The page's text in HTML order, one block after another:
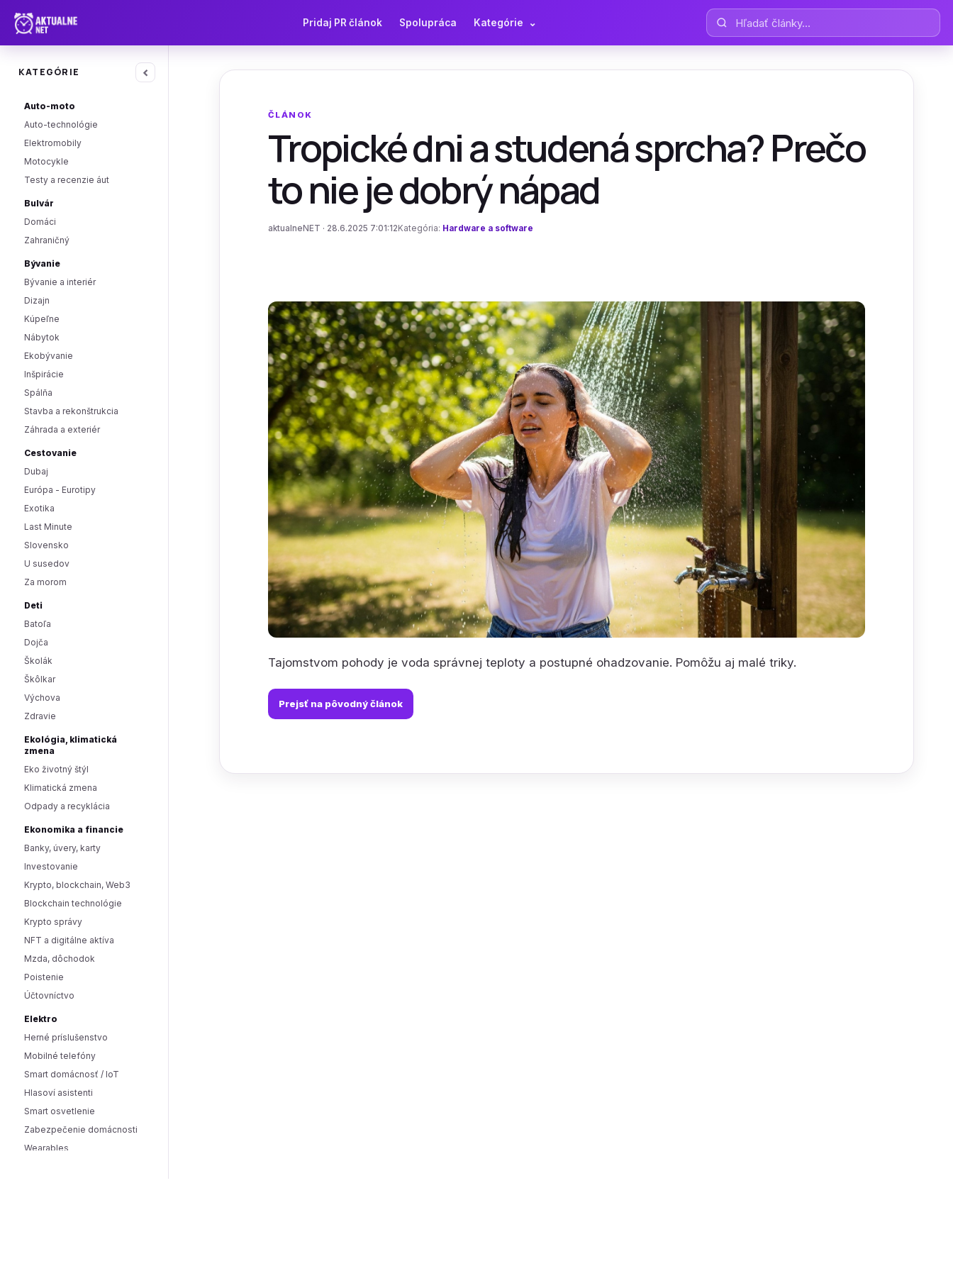
Pridaj PR článok Spolupráca Kategórie ⌄ Hľadať články
KATEGÓRIE ‹
Auto-moto
Auto-technológie
Elektromobily
Motocykle
Testy a recenzie áut
Bulvár
Domáci
Zahraničný
Bývanie
Bývanie a interiér
Dizajn
Kúpeľne
Nábytok
Ekobývanie
Inšpirácie
Spálňa
Stavba a rekonštrukcia
Záhrada a exteriér
Cestovanie
Dubaj
Európa - Eurotipy
Exotika
Last Minute
Slovensko
U susedov
Za morom
Deti
Batoľa
Dojča
Školák
Škôlkar
Výchova
Zdravie
Ekológia, klimatická
zmena
Eko životný štýl
Klimatická zmena
Odpady a recyklácia
Ekonomika a financie
Banky, úvery, karty
Investovanie
Krypto, blockchain, Web3
Blockchain technológie
Krypto správy
NFT a digitálne aktíva
Mzda, dôchodok
Poistenie
Účtovníctvo
Elektro
Herné príslušenstvo
Mobilné telefóny
Smart domácnosť / IoT
Hlasoví asistenti
Smart osvetlenie
Zabezpečenie domácnosti
Wearables
ČLÁNOK
Tropické dni a studená sprcha? Prečo
to nie je dobrý nápad
aktualneNET · 28.6.2025 7:01:12 Kategória: Hardware a software
Tajomstvom pohody je voda správnej teploty a postupné ohadzovanie. Pomôžu aj malé triky.
Prejsť na pôvodný článok